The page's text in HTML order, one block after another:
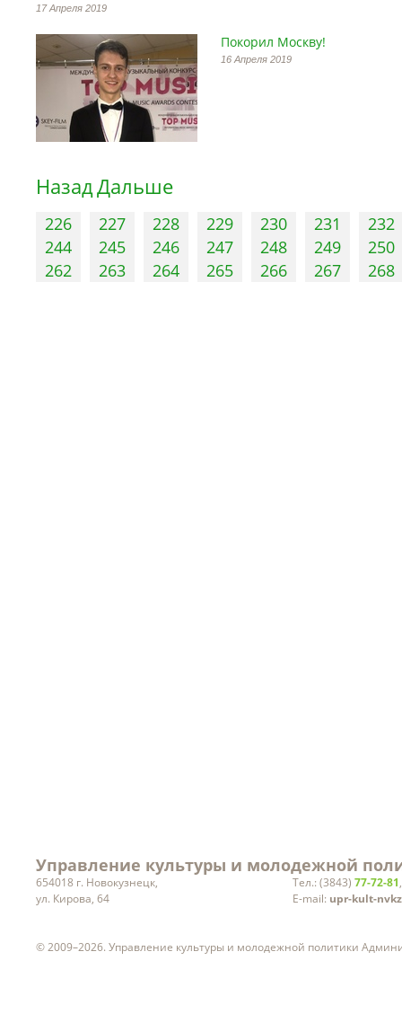
17 Апреля 2019
Покорил Москву!
16 Апреля 2019
НазадДальше
226 227 228 229 230 231
232
244
245 246 247 248 249
250
262
263 264 265 266 267 268
Управление культуры и молодежной
654018 г. Новокузнецк,
ул. Кирова, 64
Тел.: (3843) 77-72-81
E-mail: upr-kult-
© 2009–2026. Управление культуры и молодежной политики